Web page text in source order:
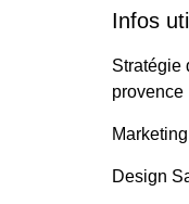
Infos
Stratégie
provence
Design